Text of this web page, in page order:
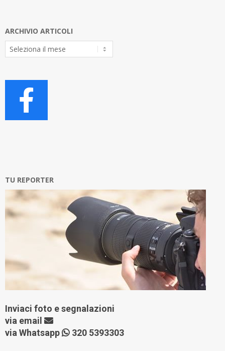
ARCHIVIO ARTICOLI
Archivio
Articoli
TU REPORTER
Inviaci foto e segnalazioni
via email
via Whatsapp
320 5393303